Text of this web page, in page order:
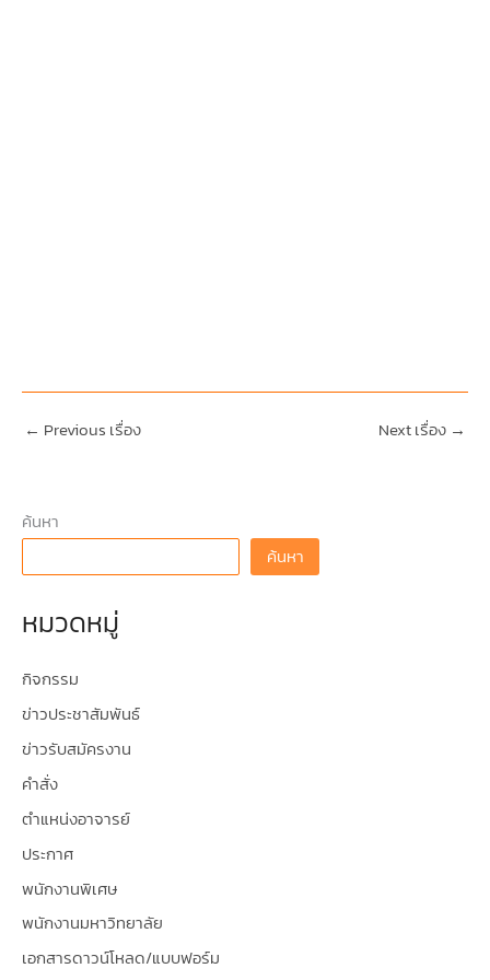
← Previous เรื่อง Next เรื่อง →
ค้นหา
ค้นหา
หมวดหมู่
กิจกรรม
ข่าวประชาสัมพันธ์
ข่าวรับสมัครงาน
คำสั่ง
ตำแหน่งอาจารย์
ประกาศ
พนักงานพิเศษ
พนักงานมหาวิทยาลัย
เอกสารดาวน์โหลด/แบบฟอร์ม